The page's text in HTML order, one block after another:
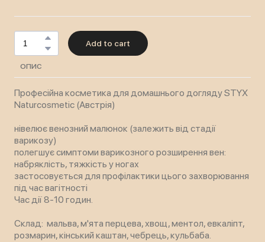
Add to cart
ОПИС
Професійна косметика для домашнього догляду STYX
Naturcosmetic (Австрія)
нівелює венозний малюнок (залежить від стадії
варикозу)
полегшує симптоми варикозного розширення вен:
набряклість, тяжкість у ногах
застосовується для профілактики цього захворювання
під час вагітності
Час дії 8-10 годин.
Склад: мальва, м'ята перцева, хвощ, ментол, евкаліпт,
розмарин, кінський каштан, чебрець, кульбаба.